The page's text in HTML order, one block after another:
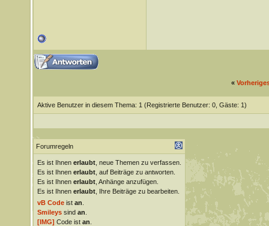
«
Aktive Benutzer in diesem Thema: 1 (Registrierte Benutzer: 0, Gäste: 1)
Forumregeln
Es ist Ihnen erlaubt, neue Themen zu verfassen.
Es ist Ihnen erlaubt, auf Beiträge zu antworten.
Es ist Ihnen erlaubt, Anhänge anzufügen.
Es ist Ihnen erlaubt, Ihre Beiträge zu bearbeiten.
vB Codeist an
Smileyssind an
[IMG] Code ist an